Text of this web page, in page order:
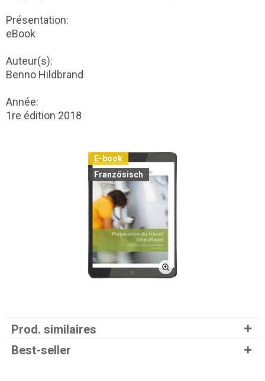
Présentation:
eBook
Auteur(s):
Benno Hildbrand
Année:
1re édition 2018
E-book
Französisch
Prod. similaires
Best-seller